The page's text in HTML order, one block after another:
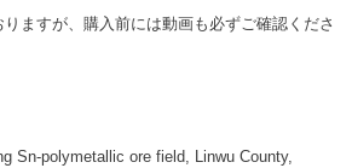
ますが、購入前には動画も必ずご確認くださ
Sn-polymetallic ore field, Linwu County,